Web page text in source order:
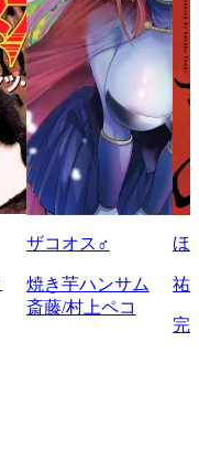
ザコオス♂
焼き芋ハンサム
斎藤/村上ペコ
ほ
祐
完